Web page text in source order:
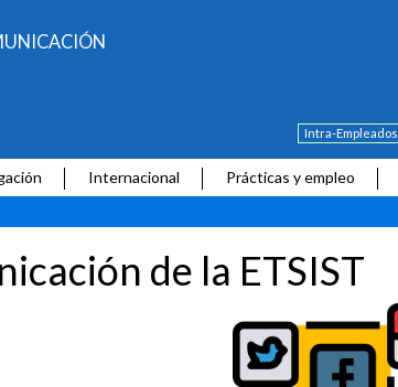
Intra-Empleados
Internacional
Prácticas y empleo
de la ETSIST